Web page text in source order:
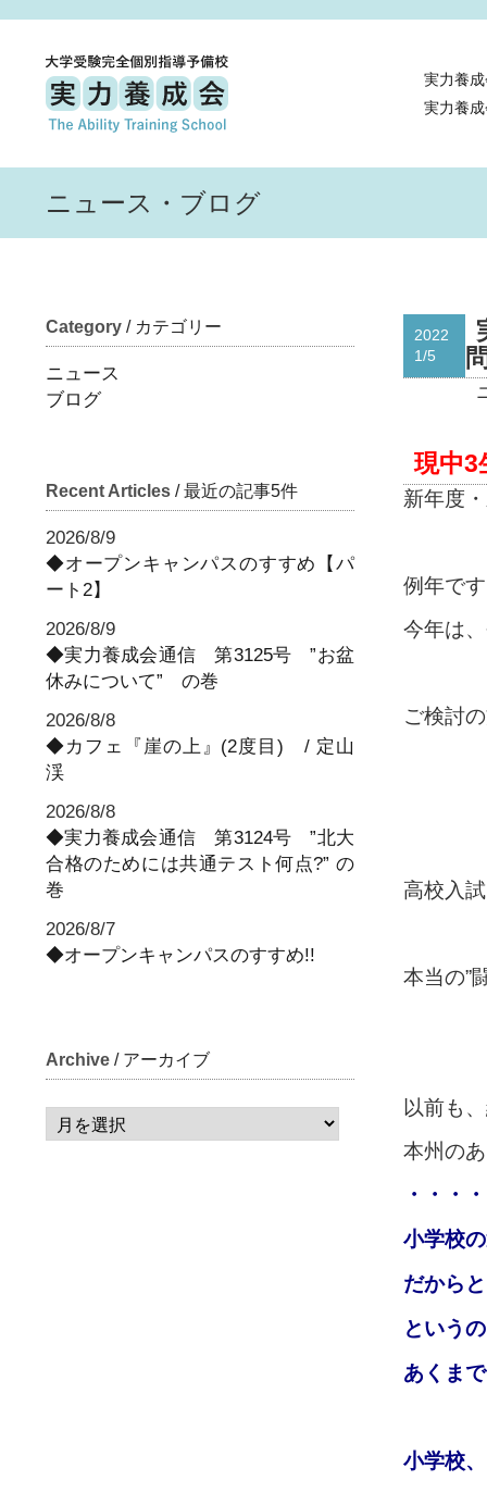
実力養
実力養
ニュース・ブログ
Category / カテゴリー
ニュース
ブログ
Recent Articles / 最近の記事5件
2026/8/9
◆オープンキャンパスのすすめ【パ
ート2】
2026/8/9
◆実力養成会通信 第3125号 ”お盆
休みについて” の巻
2026/8/8
◆カフェ『崖の上』(2度目) / 定山
渓
2026/8/8
◆実力養成会通信 第3124号 ”北大
合格のためには共通テスト何点?” の
巻
2026/8/7
◆オープンキャンパスのすすめ!!
Archive / アーカイブ
2022
1/5
現中3
新年度
例年で
今年は
ご検討
高校入
本当の”
以前も
本州の
・・・
小学校
だから
という
あくま
小学校